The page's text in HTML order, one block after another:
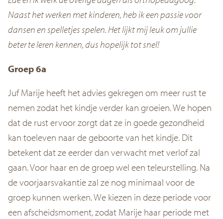
Naast het werken met kinderen, heb ik een passie voor
dansen en spelletjes spelen. Het lijkt mij leuk om jullie
beter te leren kennen, dus hopelijk tot snel!
Groep 6a
Juf Marije heeft het advies gekregen om meer rust te
nemen zodat het kindje verder kan groeien. We hopen
dat de rust ervoor zorgt dat ze in goede gezondheid
kan toeleven naar de geboorte van het kindje. Dit
betekent dat ze eerder dan verwacht met verlof zal
gaan. Voor haar en de groep wel een teleurstelling. Na
de voorjaarsvakantie zal ze nog minimaal voor de
groep kunnen werken. We kiezen in deze periode voor
een afscheidsmoment, zodat Marije haar periode met